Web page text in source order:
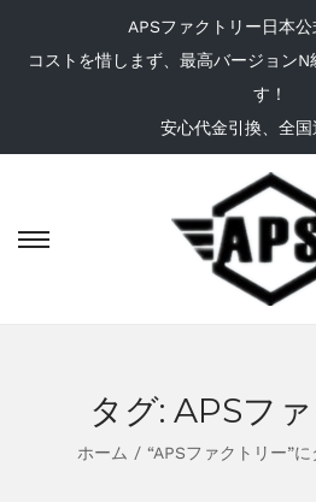
APSファクトリー日本
コストを惜しまず、最高バージョン
す！
安心代金引換、全
タグ: APSフ
ホーム / “APSファクトリー”